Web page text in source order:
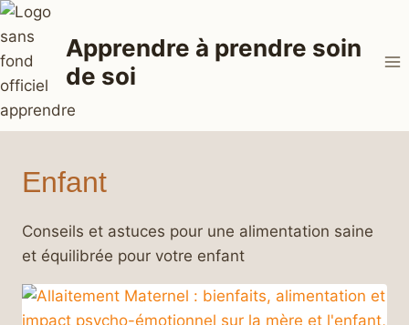
Aller
au
contenu
Apprendre à prendre soin
de soi
Enfant
Conseils et astuces pour une alimentation saine
et équilibrée pour votre enfant